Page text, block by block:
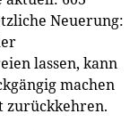
Neuerung:
lassen, kann
machen
zurückkehren.